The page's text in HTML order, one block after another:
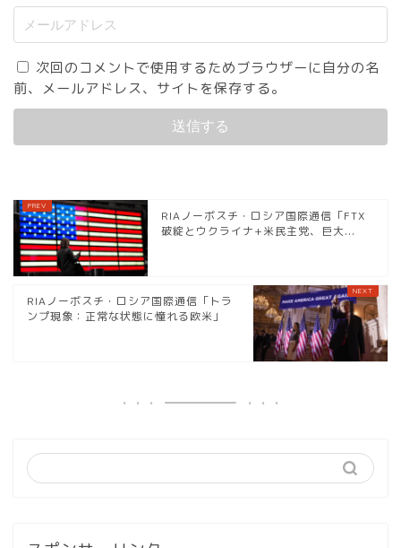
次回のコメントで使用するためブラウザーに自分の名
前、メールアドレス、サイトを保存する。
RIAノーボスチ・ロシア国際通信「FTX
破綻とウクライナ+米民主党、巨大...
RIAノーボスチ・ロシア国際通信「トラ
ンプ現象：正常な状態に憧れる欧米」